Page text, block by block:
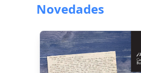
Novedades